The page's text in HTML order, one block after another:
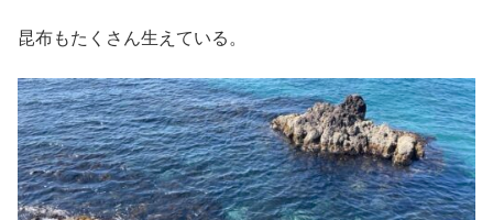
昆布もたくさん生えている。